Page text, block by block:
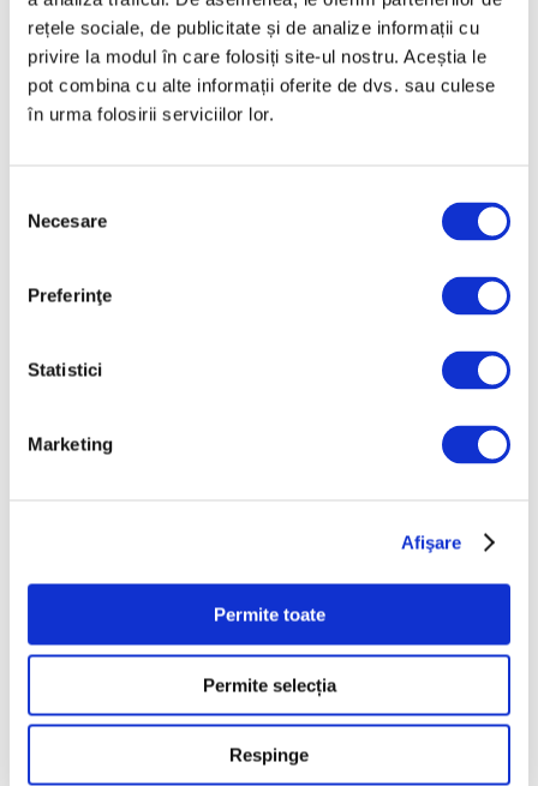
rețele sociale, de publicitate și de analize informații cu
privire la modul în care folosiți site-ul nostru. Aceștia le
pot combina cu alte informații oferite de dvs. sau culese
în urma folosirii serviciilor lor.
consimțământului
Necesare
Preferinţe
Statistici
Marketing
Afişare
Permite toate
Permite selecția
Respinge
31 Ianuarie 2025
Moduri în care poți ajuta planeta
individual